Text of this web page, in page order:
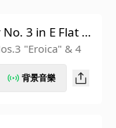
3 in E Flat M
Finale. Allegro
"Eroica" & 4
背景音樂